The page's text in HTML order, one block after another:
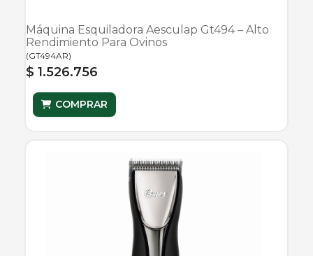
Máquina Esquiladora Aesculap Gt494 – Alto
Rendimiento Para Ovinos
(GT494AR)
$ 1.526.756
COMPRAR